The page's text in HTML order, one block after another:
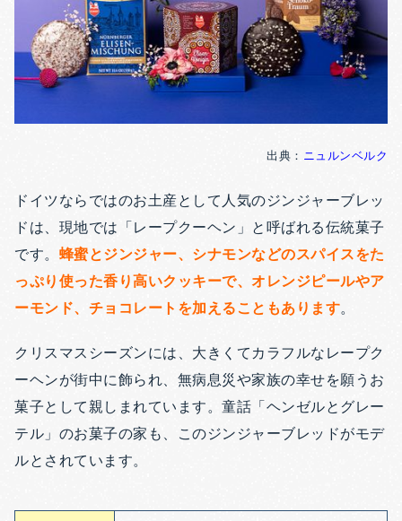
出典： ニュルンベルク
ドイツならではのお土産として人気のジンジャーブレッ
ドは、現地では「レープクーヘン」と呼ばれる伝統菓子
です。 蜂蜜とジンジャー、シナモンなどのスパイスをた
っぷり使った香り高いクッキーで、オレンジピールやア
ーモンド、チョコレートを加えることもあります。
クリスマスシーズンには、大きくてカラフルなレープク
ーヘンが街中に飾られ、無病息災や家族の幸せを願うお
菓子として親しまれています。童話「ヘンゼルとグレー
テル」のお菓子の家も、このジンジャーブレッドがモデ
ルとされています。